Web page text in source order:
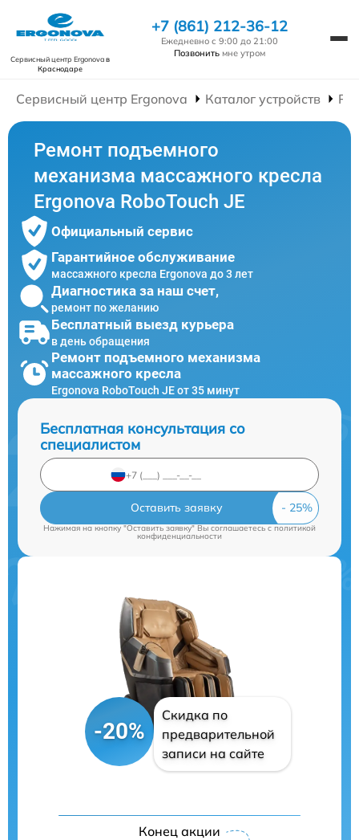
Сервисный центр Ergonovaв
Краснодаре
+7 (861) 212-36-12
Ежедневно с 9:00 до 21:00
Позвонить мне утром
Сервисный центр Ergonova Каталог устройств
Ремонт подъемного
механизма массажного кресла
Ergonova RoboTouch JE
Официальный сервис
Гарантийное обслуживание
массажного кресла Ergonova до 3 лет
Диагностика за наш счет,
ремонт по желанию
Бесплатный выезд курьера
в день обращения
Ремонт подъемного механизма
массажного кресла
Ergonova RoboTouch JE от 35 минут
Бесплатная консультация со
специалистом
Оставить заявку
Нажимая на кнопку "Оставить заявку" Вы соглашаетесь cполитикой
конфиденциальности
-20%
Скидка по
предварительной
записи на сайте
Конец акции